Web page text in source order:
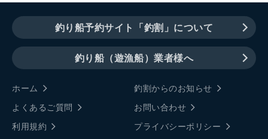
釣り船予約サイト「釣割」について
釣り船（遊漁船）業者様へ
ホーム
釣割からのお知らせ
よくあるご質問
お問い合わせ
利用規約
プライバシーポリシー